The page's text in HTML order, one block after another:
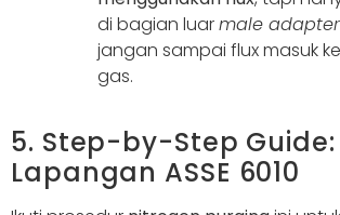
di bagian luarmale adapter
jangan sampai flux masuk
gas.
5. Step-by-Step Guide:
Lapangan ASSE 6010